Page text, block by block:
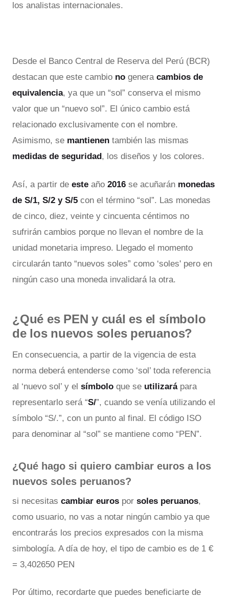
los analistas internacionales.
Desde el Banco Central de Reserva del Perú (BCR)
destacan que este cambio no genera cambios de
equivalencia, ya que un “sol” conserva el mismo
valor que un “nuevo sol”. El único cambio está
relacionado exclusivamente con el nombre.
Asimismo, se mantienen también las mismas
medidas de seguridad, los diseños y los colores.
Así, a partir de este año 2016 se acuñarán monedas
de S/1, S/2 y S/5 con el término “sol”. Las monedas
de cinco, diez, veinte y cincuenta céntimos no
sufrirán cambios porque no llevan el nombre de la
unidad monetaria impreso. Llegado el momento
circularán tanto “nuevos soles” como ‘soles' pero en
ningún caso una moneda invalidará la otra.
¿Qué es PEN y cuál es el símbolo
de los nuevos soles peruanos?
En consecuencia, a partir de la vigencia de esta
norma deberá entenderse como ‘sol’ toda referencia
al ‘nuevo sol’ y el símbolo que se utilizarápara
representarlo será “S/”, cuando se venía utilizando el
símbolo “S/.”, con un punto al final. El código ISO
para denominar al “sol” se mantiene como “PEN”.
¿Qué hago si quiero cambiar euros a los
nuevos soles peruanos?
si necesitas cambiar euros por soles peruanos,
como usuario, no vas a notar ningún cambio ya que
encontrarás los precios expresados con la misma
simbología. A día de hoy, el tipo de cambio es de 1 €
= 3,402650 PEN
Por último, recordarte que puedes beneficiarte de